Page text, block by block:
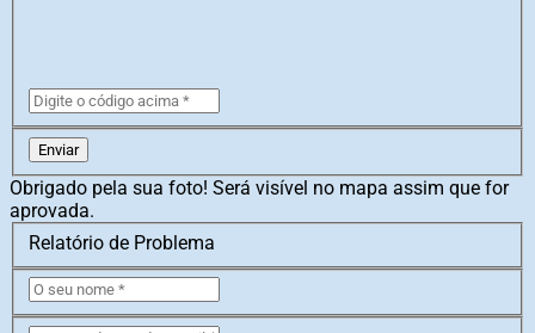
Enviar
Obrigado pela sua foto! Será visível no mapa assim que for
aprovada.
Relatório de Problema